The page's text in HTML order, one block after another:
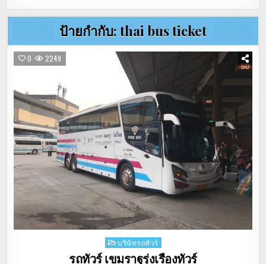
ป้ายกำกับ: thai bus ticket
0 2249
Posted
in
บริษัทรถทัวร์
รถทัวร์ เขมราฐรุ่งเรืองทัวร์